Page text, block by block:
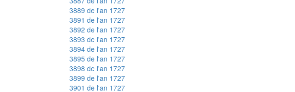
3889 de l'an 1727
3891 de l'an 1727
3892 de l'an 1727
3893 de l'an 1727
3894 de l'an 1727
3895 de l'an 1727
3898 de l'an 1727
3899 de l'an 1727
3901 de l'an 1727